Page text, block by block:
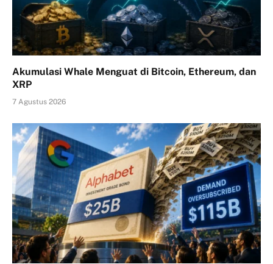
Akumulasi Whale Menguat di Bitcoin, Ethereum, dan
XRP
7 Agustus 2026